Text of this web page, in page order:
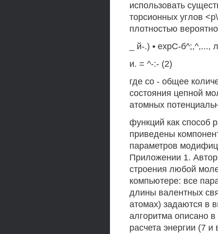
использовать
торсионных углов
плотностью
_ й-.) • ехрС-б^;,^,...,
и. = ^-:- (2)
где со - общее
состояния цепной
атомных
функций как способ
приведены
параметров
Приложении 1.
строения любой
компьютере: все
длины валентных
атомах) задаются в
алгоритма описано
расчета энергии (7